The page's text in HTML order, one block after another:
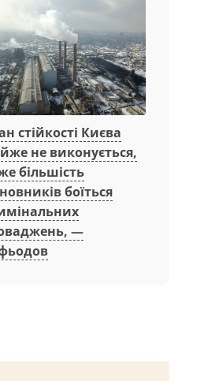
стійкості Києва
не виконується,
більшість
боїться
—